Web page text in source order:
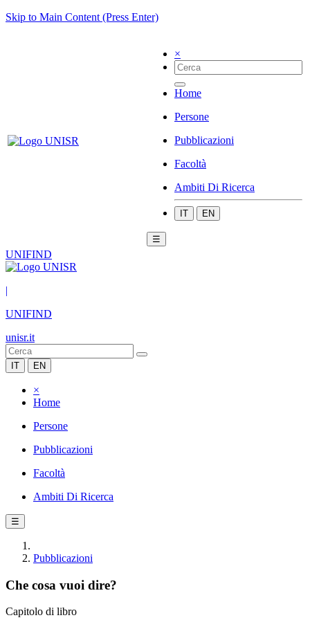
Skip to Main Content (Press Enter)
×
Home
Persone
Pubblicazioni
Facoltà
Ambiti Di Ricerca
IT EN
☰
UNIFIND
|
UNIFIND
unisr.it
IT EN
×
Home
Persone
Pubblicazioni
Facoltà
Ambiti Di Ricerca
☰
Pubblicazioni
Che cosa vuoi dire?
Capitolo di libro